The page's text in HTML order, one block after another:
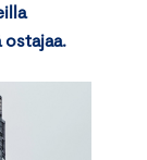
ostajaa.